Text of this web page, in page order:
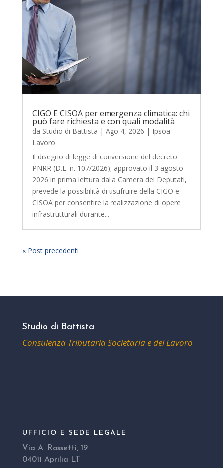
CIGO E CISOA per emergenza climatica: chi
può fare richiesta e con quali modalità
da Studio di Battista | Ago 4, 2026 | Ipsoa -
Lavoro
Il disegno di legge di conversione del decreto
PNRR (D.L. n. 107/2026), approvato il 3 agosto
2026 in prima lettura dalla Camera dei Deputati,
prevede la possibilità di usufruire della CIGO e
CISOA per consentire la realizzazione di opere
infrastrutturali durante...
« Post precedenti
Studio di Battista
Consulenza Tributaria Societaria e del Lavoro
UFFICIO E SEDE LEGALE
Via A. Rossetti, 19
04011 Aprilia LT